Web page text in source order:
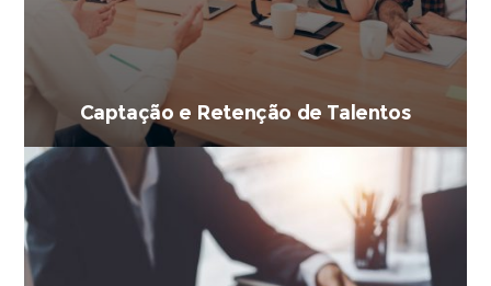
Captação e Retenção de Talentos